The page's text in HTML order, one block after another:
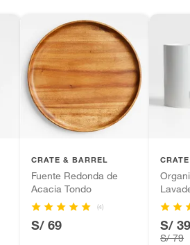
CRATE & BARREL
Fuente Redonda de
Acacia Tondo
(4)
S/ 69
Chet
S/
S/ 79